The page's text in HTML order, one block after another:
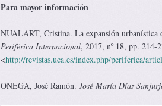
Para mayor información
NUALART, Cristina. La expansión urbanística
Periférica Internacional, 2017, nº 18, pp. 214-
<http://revistas.uca.es/index.php/periferica/
ÓNEGA, José Ramón. José María Díaz